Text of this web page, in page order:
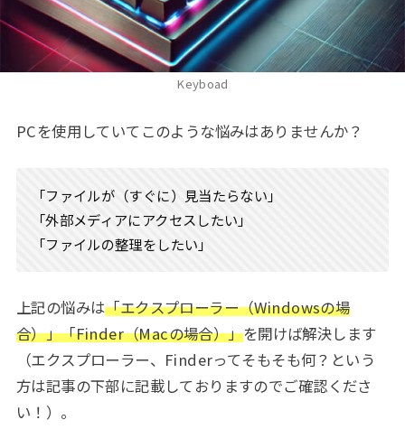
Keyboad
PCを使用していてこのような悩みはありませんか？
「ファイルが（すぐに）見当たらない」
「外部メディアにアクセスしたい」
「ファイルの整理をしたい」
上記の悩みは「エクスプローラー（Windowsの場
合）」「Finder（Macの場合）」を開けば解決します
（エクスプローラー、Finderってそもそも何？という
方は記事の下部に記載しておりますのでご確認くださ
い！）。